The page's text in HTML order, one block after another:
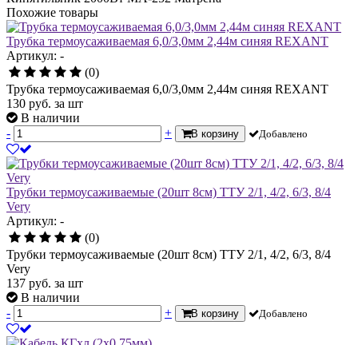
Похожие товары
Трубка термоусаживаемая 6,0/3,0мм 2,44м синяя REXANT
Артикул: -
(0)
Трубка термоусаживаемая 6,0/3,0мм 2,44м синяя REXANT
130 руб. за шт
В наличии
-
+ В корзину Добавлено
Трубки термоусаживаемые (20шт 8см) ТТУ 2/1, 4/2, 6/3, 8/4
Very
Артикул: -
(0)
Трубки термоусаживаемые (20шт 8см) ТТУ 2/1, 4/2, 6/3, 8/4
Very
137 руб. за шт
В наличии
-
+ В корзину Добавлено